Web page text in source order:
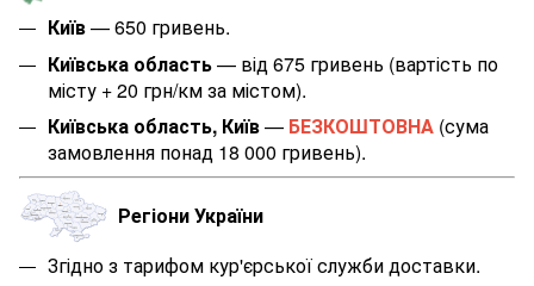
Київ— 650 гривень.
Київська область— від 675 гривень (вартість по
місту + 20 грн/км за містом).
Київська область, Київ— БЕЗКОШТОВНА (сума
замовлення понад 18 000 гривень).
Регіони України
Згідно з тарифом кур'єрської служби доставки.